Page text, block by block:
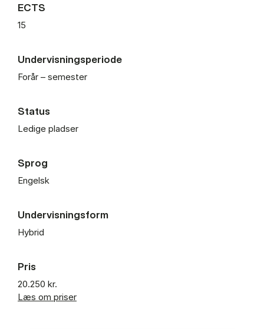
ECTS
15
Undervisningsperiode
Forår – semester
Status
Ledige pladser
Sprog
Engelsk
Undervisningsform
Hybrid
Pris
20.250 kr.
Læs om priser